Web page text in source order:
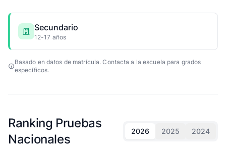
Secundario
12-17 años
Basado en datos de matrícula. Contacta a la escuela para grados
específicos.
Ranking Pruebas
Nacionales
2026 2025 2024